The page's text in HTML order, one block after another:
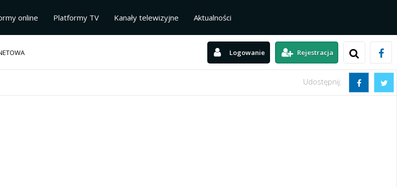
online Platformy TV Kanały telewizyjne Aktualności
Logowanie Rejestracja
Udostępnij: